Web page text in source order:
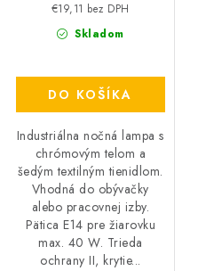
Skladom
€19,11 bez DPH
DO KOŠÍKA
Industriálna nočná lampa s
chrómovým telom a
šedým textilným tienidlom.
Vhodná do obývačky
alebo pracovnej izby.
Pätica E14 pre žiarovku
max. 40 W. Trieda
ochrany II, krytie...